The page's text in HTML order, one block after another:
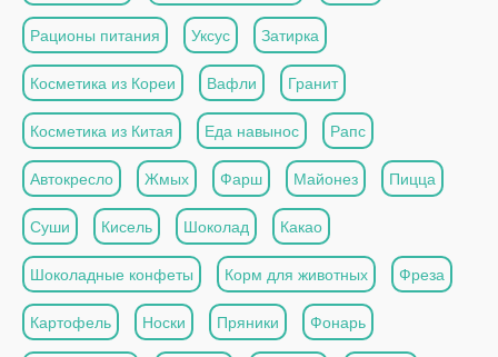
Рационы питания Уксус Затирка
Косметика из Кореи Вафли Гранит
Косметика из Китая Еда навынос Рапс
Автокресло Жмых Фарш Майонез Пицца
Суши Кисель Шоколад Какао
Шоколадные конфеты Корм для животных Фреза
Картофель Носки Пряники Фонарь